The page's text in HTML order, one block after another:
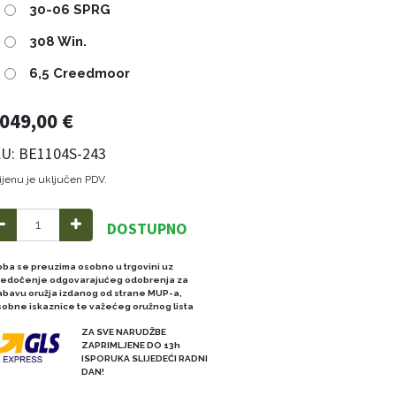
30-06 SPRG
308 Win.
6,5 Creedmoor
€
BE1104S-243
je uključen PDV.
DOSTUPNO
se preuzima osobno u trgovini uz
odgovarajućeg odobrenja za
oružja izdanog od strane MUP-a,
iskaznice te važećeg oružnog lista
ZA SVE NARUDŽBE
ZAPRIMLJENE DO 13h
ISPORUKA SLIJEDEĆI RADNI
DAN!